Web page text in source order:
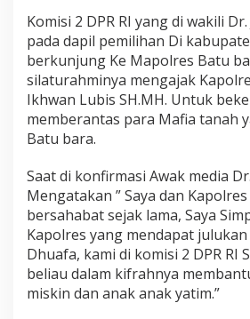
Komisi 2 DPR RI yang di wakili
pada dapil pemilihan Di
berkunjung Ke Mapolres Batu
silaturahminya mengajak
Ikhwan Lubis SH.MH. Untuk
memberantas para Mafia tanah
Batu bara.
Saat di konfirmasi Awak media
Mengatakan ” Saya dan
bersahabat sejak lama, Saya
Kapolres yang mendapat
Dhuafa, kami di komisi 2 DPR RI
beliau dalam kifrahnya
miskin dan anak anak yatim.”